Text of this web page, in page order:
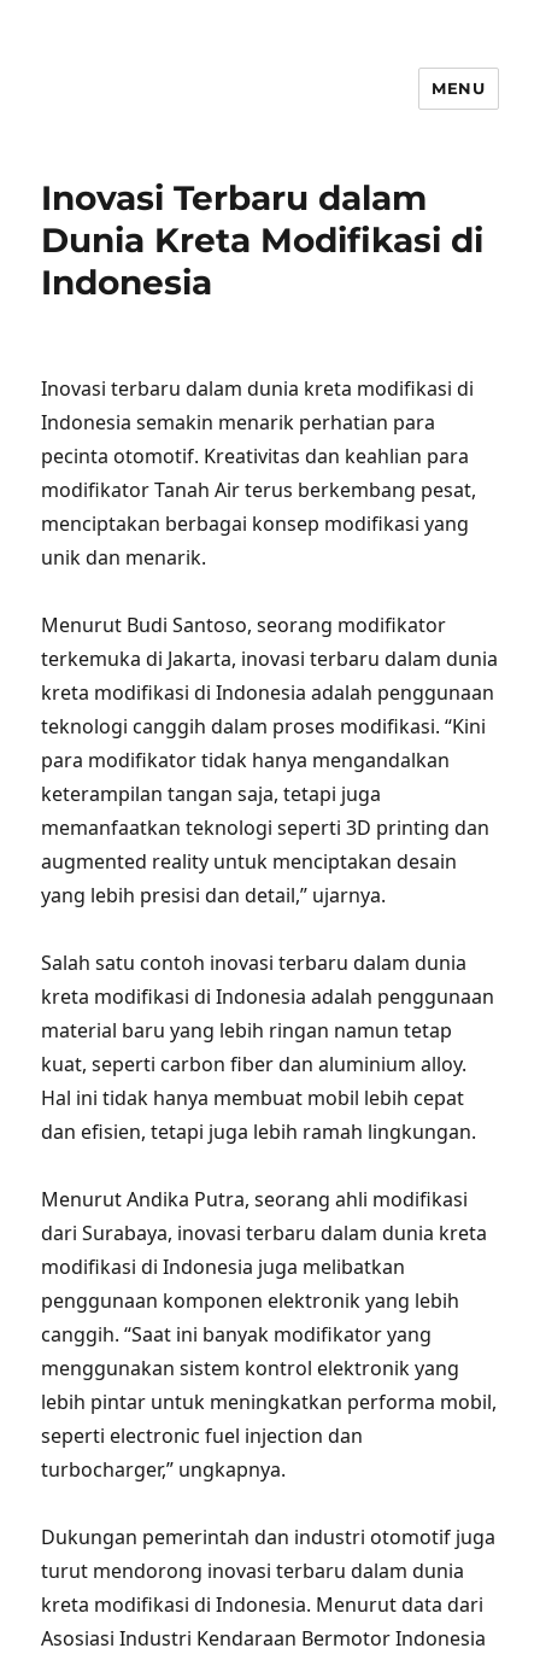
MENU
Inovasi Terbaru dalam
Dunia Kreta Modifikasi di
Indonesia
Inovasi terbaru dalam dunia kreta modifikasi di
Indonesia semakin menarik perhatian para
pecinta otomotif. Kreativitas dan keahlian para
modifikator Tanah Air terus berkembang pesat,
menciptakan berbagai konsep modifikasi yang
unik dan menarik.
Menurut Budi Santoso, seorang modifikator
terkemuka di Jakarta, inovasi terbaru dalam dunia
kreta modifikasi di Indonesia adalah penggunaan
teknologi canggih dalam proses modifikasi. “Kini
para modifikator tidak hanya mengandalkan
keterampilan tangan saja, tetapi juga
memanfaatkan teknologi seperti 3D printing dan
augmented reality untuk menciptakan desain
yang lebih presisi dan detail,” ujarnya.
Salah satu contoh inovasi terbaru dalam dunia
kreta modifikasi di Indonesia adalah penggunaan
material baru yang lebih ringan namun tetap
kuat, seperti carbon fiber dan aluminium alloy.
Hal ini tidak hanya membuat mobil lebih cepat
dan efisien, tetapi juga lebih ramah lingkungan.
Menurut Andika Putra, seorang ahli modifikasi
dari Surabaya, inovasi terbaru dalam dunia kreta
modifikasi di Indonesia juga melibatkan
penggunaan komponen elektronik yang lebih
canggih. “Saat ini banyak modifikator yang
menggunakan sistem kontrol elektronik yang
lebih pintar untuk meningkatkan performa mobil,
seperti electronic fuel injection dan
turbocharger,” ungkapnya.
Dukungan pemerintah dan industri otomotif juga
turut mendorong inovasi terbaru dalam dunia
kreta modifikasi di Indonesia. Menurut data dari
Asosiasi Industri Kendaraan Bermotor Indonesia